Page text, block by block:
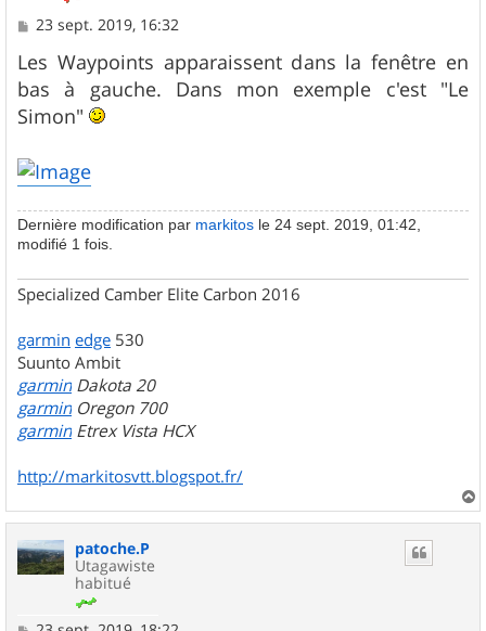
M
s
s
a
g
e
23 sept. 2019, 16:32
Les Waypoints apparaissent dans la fenêtre en
bas à gauche. Dans mon exemple c'est "Le
Simon"
Dernière modification par markitos le 24 sept. 2019, 01:42,
modifié 1 fois.
Specialized Camber Elite Carbon 2016
garmin edge 530
Suunto Ambit
garmin Dakota 20
garmin Oregon 700
garmin Etrex Vista HCX
http://markitosvtt.blogspot.fr/
a
patoche.P
Utagawiste
habitué